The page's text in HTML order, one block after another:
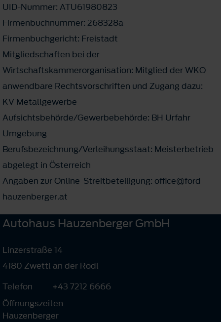
UID-Nummer: ATU61980823
Firmenbuchnummer: 268328a
Firmenbuchgericht: Freistadt
Mitgliedschaften bei der
Wirtschaftskammerorganisation: Mitglied der WKO
anwendbare Rechtsvorschriften und Zugang dazu:
KV Metallgewerbe
Aufsichtsbehörde/Gewerbebehörde: BH Urfahr
Umgebung
Berufsbezeichnung/Verleihungsstaat: Meisterbetrieb
abgelegt in Österreich
Angaben zur Online-Streitbeteiligung: office@ford-
hauzenberger.at
Autohaus Hauzenberger GmbH
Linzerstraße 14
4180 Zwettl an der Rodl
Telefon
+43 7212 6666
Öffnungszeiten
Hauzenberger